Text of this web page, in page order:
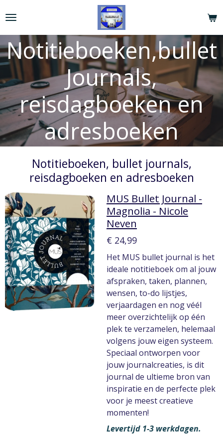
direct
naar
de
hoofdinhoud
Notitieboeken,bullet
Journals,
reisdagboeken en
adresboeken
Notitieboeken, bullet journals,
reisdagboeken en adresboeken
MUS Bullet Journal -
Magnolia - Nicole
Neven
€ 24,99
Het MUS bullet journal is het
ideale notitieboek om al jouw
afspraken, taken, plannen,
wensen, to-do lijstjes,
verjaardagen en nog véél
meer overzichtelijk op één
plek te verzamelen, helemaal
volgens jouw eigen systeem.
Speciaal ontworpen voor
jouw journalcreaties, is dit
journal de ultieme bron van
inspiratie en de perfecte plek
voor je meest creatieve
momenten!
Levertijd 1-3 werkdagen.